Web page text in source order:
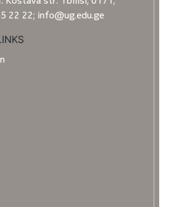
22 22; info@ug.edu.ge